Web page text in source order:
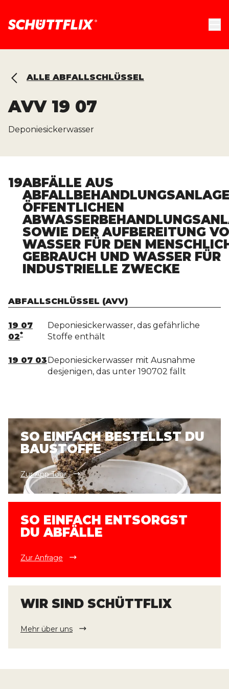
ALLE ABFALLSCHLÜSSEL
AVV 19 07
Deponiesickerwasser
19ABFÄLLE AUS
ÖFFENTLICHEN
SOWIE DER AUFBEREITUNG
WASSER FÜR DEN
GEBRAUCH UND WASSER FÜR
INDUSTRIELLE ZWECKE
ABFALLSCHLÜSSEL (AVV)
19 07
02*
Deponiesickerwasser, das gefährliche
Stoffe enthält
19 07 03Deponiesickerwasser mit Ausnahme
desjenigen, das unter 190702 fällt
SO EINFACH BESTELLST DU
BAUSTOFFE
Zur App Tour
SO EINFACH ENTSORGST
DU ABFÄLLE
Zur Anfrage
WIR SIND SCHÜTTFLIX
Mehr über uns